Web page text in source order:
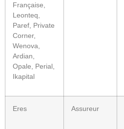
Française,
Leonteq,
Paref, Private
Corner,
Wenova,
Ardian,
Opale, Perial,
Ikapital
Eres Assureur